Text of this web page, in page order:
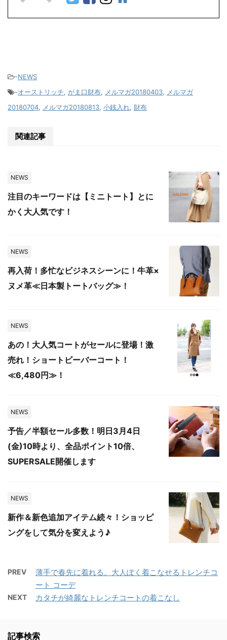
-NEWS
-オーストリッチ, がま口財布, メルマガ20180403, メルマガ
20180704, メルマガ20180813, 小銭入れ, 財布
関連記事
NEWS
注目のキーワードは【ミニトート】とに
かく大人気です！
NEWS
再入荷！多忙なビジネスシーンに！牛革×
ヌメ革≪日本製トートバッグ≫！
NEWS
あの！大人気コートがセールに登場！激
売れ！ショートビーバーコート！
≪6,480円≫！
NEWS
予告／半額セール多数！明日3月4日
(金)10時より、全品ポイント10倍、
SUPERSALE開催します
NEWS
新作＆新色追加アイテム続々！ショッピ
ングをして気分を変えよう♪
PREV
薄手で春先に着れる。大人ぽく着こなせるトレンチコ
ート コーデ
NEXT カタチが綺麗なトレンチコートの着こなし
記事検索